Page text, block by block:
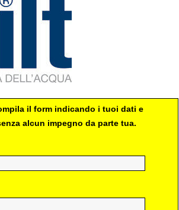
il form indicando i tuoi dati e
alcun impegno da parte tua.